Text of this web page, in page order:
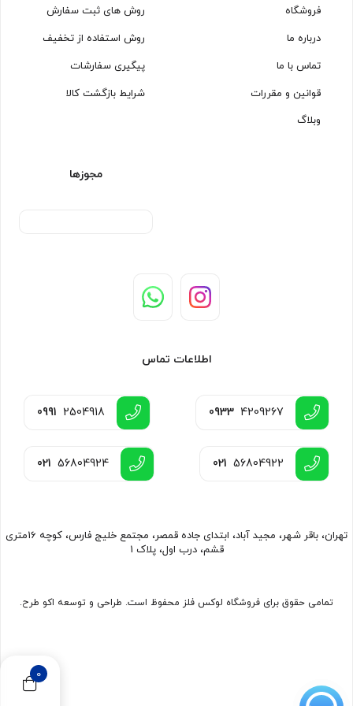
0
فروشگاه
درباره ما
تماس با ما
قوانین و مقررات
وبلاگ
روش های ثبت سفارش
روش استفاده از تخفیف
پیگیری سفارشات
شرایط بازگشت کالا
مجوزها
اطلاعات تماس
0933 4209267
0991 2504918
021 56804922
021 56804924
تهران، باقر شهر، مجید آباد، ابتدای جاده قمصر، مجتمع خلیج فارس، کوچه 16متری
قشم، درب اول، پلاک 1
تمامی حقوق برای فروشگاه لوکس فلز محفوظ است. طراحی و توسعه اکو طرح.